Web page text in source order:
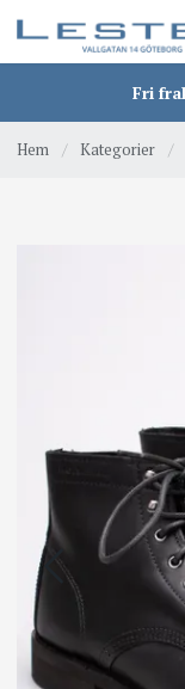
Fri
Hem / Kategorier /